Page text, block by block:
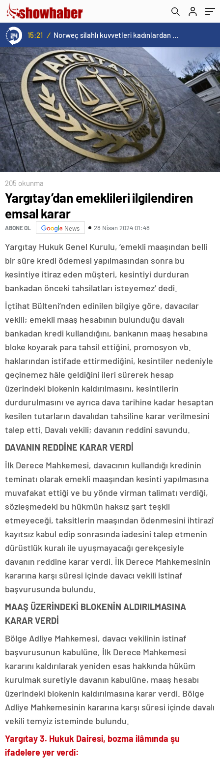
15:21 / Norweç silahlı kuvvetleri kadınlardan oluşan özel kuvvetler eğitimlerini başlattı.
205 okunma
Yargıtay’dan emeklileri ilgilendiren
emsal karar
ABONE OL News 28 Nisan 2024 01:48
Yargıtay Hukuk Genel Kurulu, ’emekli maaşından belli
bir süre kredi ödemesi yapılmasından sonra bu
kesintiye itiraz eden müşteri, kesintiyi durduran
bankadan önceki tahsilatları isteyemez’ dedi.
İçtihat Bülteni’nden edinilen bilgiye göre, davacılar
vekili; emekli maaş hesabının bulunduğu davalı
bankadan kredi kullandığını, bankanın maaş hesabına
bloke koyarak para tahsil ettiğini, promosyon vb.
haklarından istifade ettirmediğini, kesintiler nedeniyle
geçinemez hâle geldiğini ileri sürerek hesap
üzerindeki blokenin kaldırılmasını, kesintilerin
durdurulmasını ve ayrıca dava tarihine kadar hesaptan
kesilen tutarların davalıdan tahsiline karar verilmesini
talep etti. Davalı vekili; davanın reddini savundu.
DAVANIN REDDİNE KARAR VERDİ
İlk Derece Mahkemesi, davacının kullandığı kredinin
teminatı olarak emekli maaşından kesinti yapılmasına
muvafakat ettiği ve bu yönde virman talimatı verdiği,
sözleşmedeki bu hükmün haksız şart teşkil
etmeyeceği, taksitlerin maaşından ödenmesini ihtirazî
kayıtsız kabul edip sonrasında iadesini talep etmenin
dürüstlük kuralı ile uyuşmayacağı gerekçesiyle
davanın reddine karar verdi. İlk Derece Mahkemesinin
kararına karşı süresi içinde davacı vekili istinaf
başvurusunda bulundu.
MAAŞ ÜZERİNDEKİ BLOKENİN ALDIRILMASINA
KARAR VERDİ
Bölge Adliye Mahkemesi, davacı vekilinin istinaf
başvurusunun kabulüne, İlk Derece Mahkemesi
kararını kaldırılarak yeniden esas hakkında hüküm
kurulmak suretiyle davanın kabulüne, maaş hesabı
üzerindeki blokenin kaldırılmasına karar verdi. Bölge
Adliye Mahkemesinin kararına karşı süresi içinde davalı
vekili temyiz isteminde bulundu.
Yargıtay 3. Hukuk Dairesi, bozma ilâmında şu
ifadelere yer verdi: